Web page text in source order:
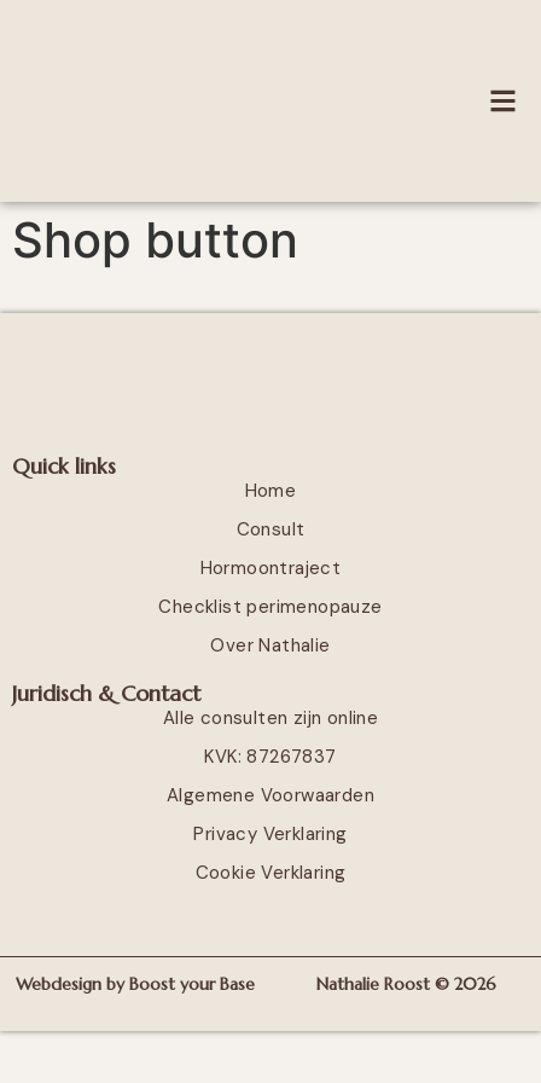
Shop button
Quick links
Home
Consult
Hormoontraject
Checklist perimenopauze
Over Nathalie
Juridisch & Contact
Alle consulten zijn online
KVK: 87267837
Algemene Voorwaarden
Privacy Verklaring
Cookie Verklaring
Webdesign by Boost your Base Nathalie Roost © 2026